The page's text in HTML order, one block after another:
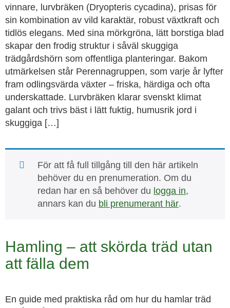
vinnare, lurvbräken (Dryopteris cycadina), prisas för
sin kombination av vild karaktär, robust växtkraft och
tidlös elegans. Med sina mörkgröna, lätt borstiga blad
skapar den frodig struktur i såväl skuggiga
trädgårdshörn som offentliga planteringar. Bakom
utmärkelsen står Perennagruppen, som varje år lyfter
fram odlingsvärda växter – friska, härdiga och ofta
underskattade. Lurvbräken klarar svenskt klimat
galant och trivs bäst i lätt fuktig, humusrik jord i
skuggiga […]
För att få full tillgång till den här artikeln
behöver du en prenumeration. Om du
redan har en så behöver du logga in,
annars kan du bli prenumerant här.
Hamling – att skörda träd utan
att fälla dem
En guide med praktiska råd om hur du hamlar träd